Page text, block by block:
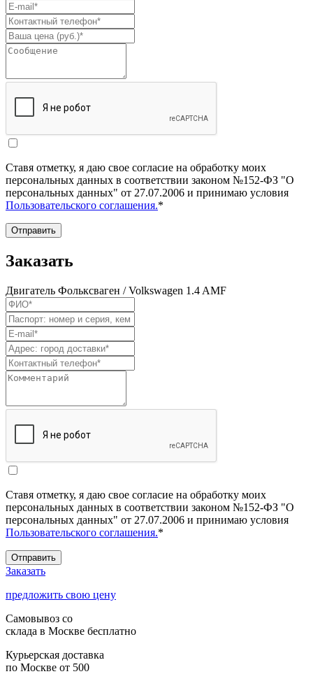
Ставя отметку, я даю свое согласие на обработку моих
персональных данных в соответствии законом №152-ФЗ "О
персональных данных" от 27.07.2006 и принимаю условия
Пользовательского соглашения.*
Отправить
Заказать
Двигатель Фольксваген / Volkswagen 1.4 AMF
Ставя отметку, я даю свое согласие на обработку моих
персональных данных в соответствии законом №152-ФЗ "О
персональных данных" от 27.07.2006 и принимаю условия
Пользовательского соглашения.*
Отправить
Заказать
предложить свою цену
Самовывоз со
склада в Москве бесплатно
Курьерская доставка
по Москве от 500